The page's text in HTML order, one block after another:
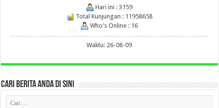
Hari ini : 3159
Total Kunjungan : 11958658
Who's Online : 16
Waktu: 26-08-09
CARI BERITA ANDA DI SINI